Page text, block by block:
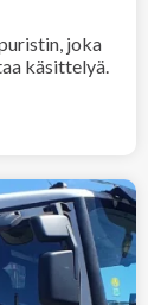
joka
käsittelyä.